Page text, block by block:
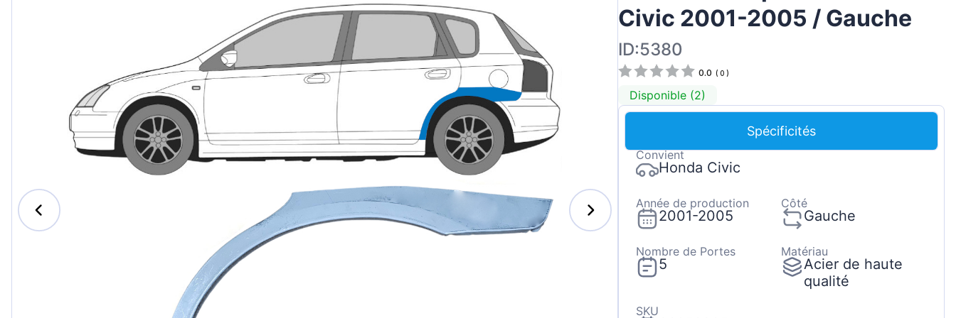
Magyar
Slovenian
Latvian
Ford
Hyundai
Jeep
Kia
MAN
Mazda
Civic 2001-2005 / Gauche
ID:5380
0.0 ( 0 )
Disponible (2)
Spécificités
Convient
Honda Civic
Année de production
2001-2005
Côté
Gauche
Nombre de Portes
5
Matériau
Acier de haute
qualité
SKU